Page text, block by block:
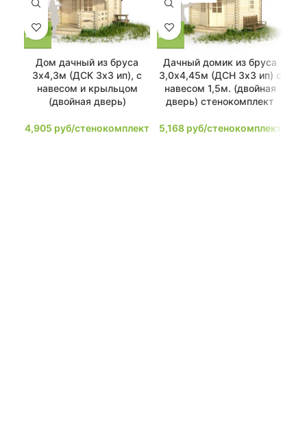
Дом дачный из бруса
3х4,3м (ДСК 3х3 ип), с
навесом и крыльцом
(двойная дверь)
4,905 руб/стенокомплект
Дачный домик из бруса
3,0х4,45м (ДСН 3х3 ип) с
навесом 1,5м. (двойная
дверь) стенокомплект
5,168 руб/стенокомплект